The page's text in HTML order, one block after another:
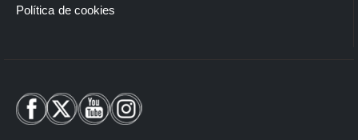
Política de cookies